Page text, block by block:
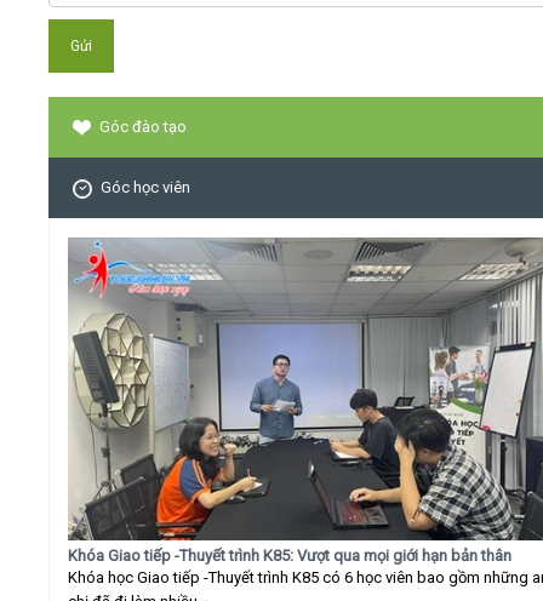
Góc đào tạo
Góc học viên
Khóa Giao tiếp -Thuyết trình K85: Vượt qua mọi giới hạn bản thân
Khóa học Giao tiếp -Thuyết trình K85 có 6 học viên bao gồm những